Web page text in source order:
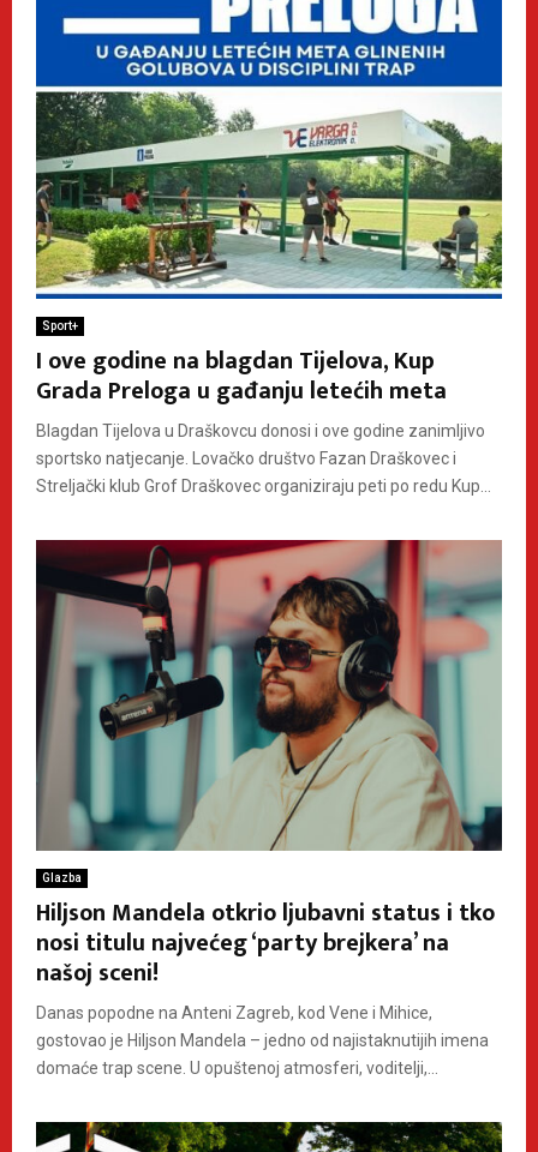
Sport+
I ove godine na blagdan Tijelova, Kup
Grada Preloga u gađanju letećih meta
Blagdan Tijelova u Draškovcu donosi i ove godine zanimljivo
sportsko natjecanje. Lovačko društvo Fazan Draškovec i
Streljački klub Grof Draškovec organiziraju peti po redu Kup...
Glazba
Hiljson Mandela otkrio ljubavni status i tko
nosi titulu najvećeg ‘party brejkera’ na
našoj sceni!
Danas popodne na Anteni Zagreb, kod Vene i Mihice,
gostovao je Hiljson Mandela – jedno od najistaknutijih imena
domaće trap scene. U opuštenoj atmosferi, voditelji,...